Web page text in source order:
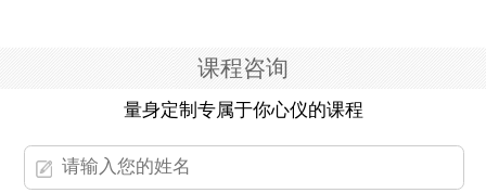
课程咨询
量身定制专属于你心仪的课程